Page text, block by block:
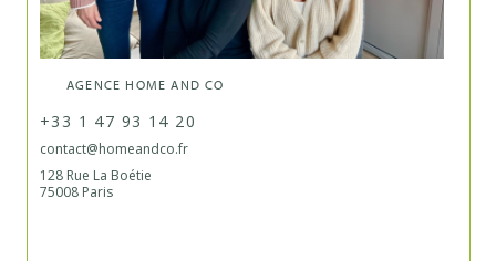
AGENCE HOME AND CO
+33 1 47 93 14 20
contact@homeandco.fr
128 Rue La Boétie
75008 Paris